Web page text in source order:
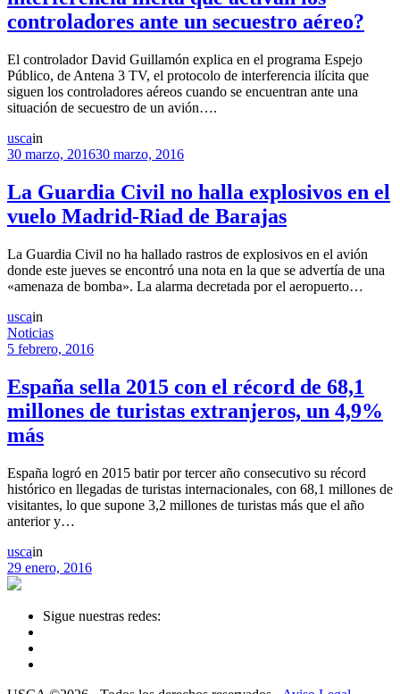
controladores ante un secuestro aéreo?
El controlador David Guillamón explica en el programa Espejo
Público, de Antena 3 TV, el protocolo de interferencia ilícita que
siguen los controladores aéreos cuando se encuentran ante una
situación de secuestro de un avión….
uscain
30 marzo, 201630 marzo, 2016
La Guardia Civil no halla explosivos en el
vuelo Madrid-Riad de Barajas
La Guardia Civil no ha hallado rastros de explosivos en el avión
donde este jueves se encontró una nota en la que se advertía de una
«amenaza de bomba». La alarma decretada por el aeropuerto…
uscain
Noticias
5 febrero, 2016
España sella 2015 con el récord de 68,1
millones de turistas extranjeros, un 4,9%
más
España logró en 2015 batir por tercer año consecutivo su récord
histórico en llegadas de turistas internacionales, con 68,1 millones de
visitantes, lo que supone 3,2 millones de turistas más que el año
anterior y…
uscain
29 enero, 2016
Sigue nuestras redes: